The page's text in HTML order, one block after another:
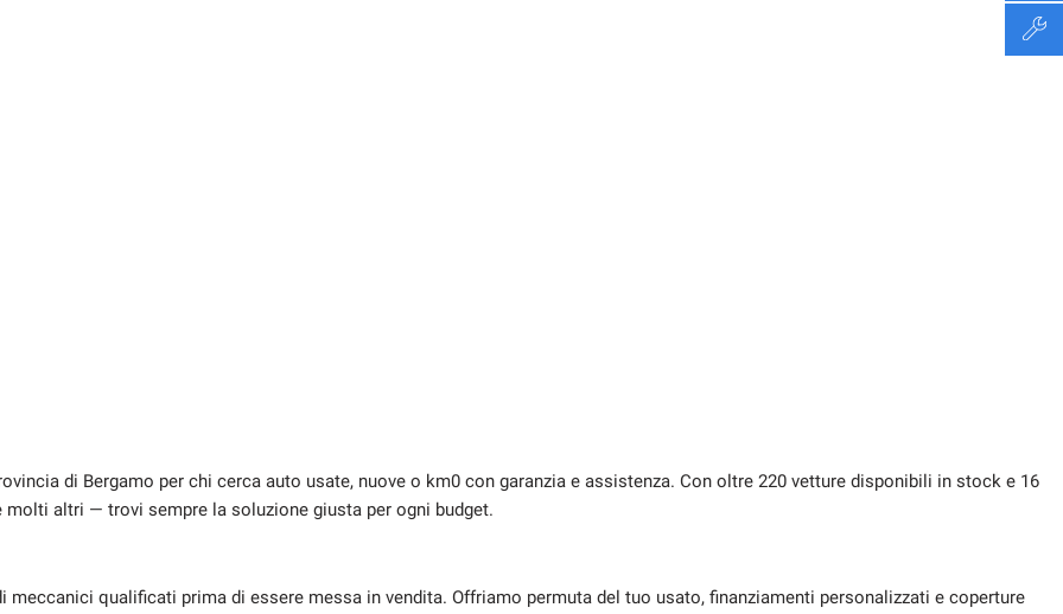
di Bergamo per chi cerca auto usate, nuove o km0 con garanzia e assistenza. Con oltre 220 vetture disponibili in stock e 16
molti altri — trovi sempre la soluzione giusta per ogni budget.
qualificati prima di essere messa in vendita. Offriamo permuta del tuo usato, finanziamenti personalizzati e coperture